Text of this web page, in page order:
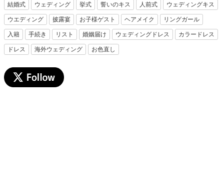
結婚式 ウェディング 挙式 誓いのキス 人前式 ウェディングキス
ウエディング 披露宴 お子様ゲスト ヘアメイク リングガール
入籍 手続き リスト 婚姻届け ウェディングドレス カラードレス
ドレス 海外ウェディング お色直し